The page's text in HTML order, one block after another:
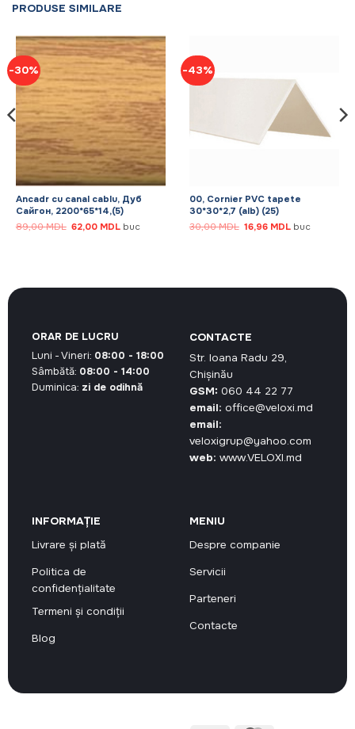
PRODUSE SIMILARE
-30%
Ancadr cu canal cablu, Дуб
Сайгон, 2200*65*14,(5)
89,00MDL Prețul
inițial
62,00 MDLPrețul
buc
-43%
00, Cornier PVC tapete
30*30*2,7 (alb) (25)
30,00MDL Prețul
inițial
16,96 MDLPrețul
buc
CONTACTE
Str. Ioana Radu 29,
Chișinău
GSM: 060 44 22 77
email: office@veloxi.md
email:
veloxigrup@yahoo.com
web: www.VELOXI.md
INFORMAȚIE
Livrare și plată
Politica de
confidențialitate
Termeni și condiții
Blog
MENIU
Despre companie
Servicii
Parteneri
Contacte
ORAR DE LUCRU
Luni - Vineri: 08:00 - 18:00
Sâmbătă: 08:00 - 14:00
Duminica: zi de odihnă